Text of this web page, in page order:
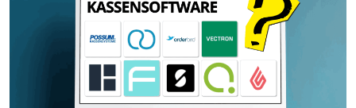
Eine Frau bedient ein
digitales Kassensystem in
einem
Gastronomiebetrieb.
BILD: @SUWINAI SUKANANT'S